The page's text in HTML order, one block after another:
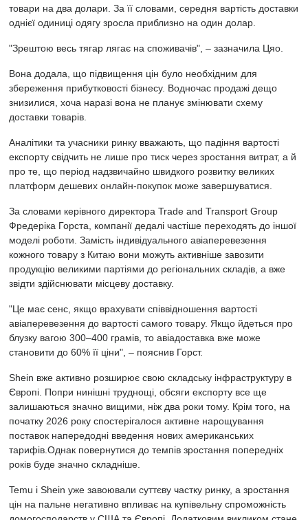
товари на два долари. За її словами, середня вартість доставки
однієї одиниці одягу зросла приблизно на один долар.
"Зрештою весь тягар лягає на споживачів", – зазначила Цяо.
Вона додала, що підвищення цін було необхідним для
збереження прибутковості бізнесу. Водночас продажі дещо
знизилися, хоча наразі вона не планує змінювати схему
доставки товарів.
Аналітики та учасники ринку вважають, що падіння вартості
експорту свідчить не лише про тиск через зростання витрат, а й
про те, що період надзвичайно швидкого розвитку великих
платформ дешевих онлайн-покупок може завершуватися.
За словами керівного директора Trade and Transport Group
Фредеріка Горста, компанії дедалі частіше переходять до іншої
моделі роботи. Замість індивідуального авіаперевезення
кожного товару з Китаю вони можуть активніше завозити
продукцію великими партіями до регіональних складів, а вже
звідти здійснювати місцеву доставку.
"Це має сенс, якщо врахувати співвідношення вартості
авіаперевезення до вартості самого товару. Якщо йдеться про
блузку вагою 300–400 грамів, то авіадоставка вже може
становити до 60% її ціни", – пояснив Горст.
Shein вже активно розширює свою складську інфраструктуру в
Європі. Попри нинішні труднощі, обсяги експорту все ще
залишаються значно вищими, ніж два роки тому. Крім того, на
початку 2026 року спостерігалося активне нарощування
поставок напередодні введення нових американських
тарифів.Однак повернутися до темпів зростання попередніх
років буде значно складніше.
Temu і Shein уже завоювали суттєву частку ринку, а зростання
цін на пальне негативно впливає на купівельну спроможність